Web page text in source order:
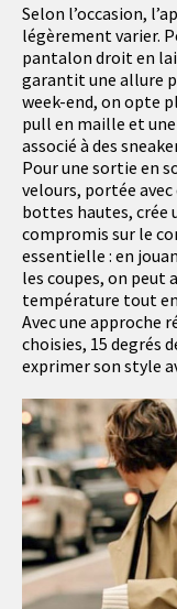
Selon l’occasion,
légèrement varier.
pantalon droit en
garantit une allure
week-end, on opte
pull en maille et
associé à des
Pour une sortie en
velours, portée
bottes hautes, crée
compromis sur le
essentielle : en
les coupes, on peut
température tout
Avec une approche
choisies, 15 degrés
exprimer son style